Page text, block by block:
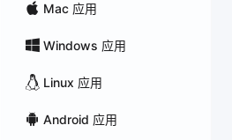
Mac 应用
Windows 应用
Linux 应用
Android 应用